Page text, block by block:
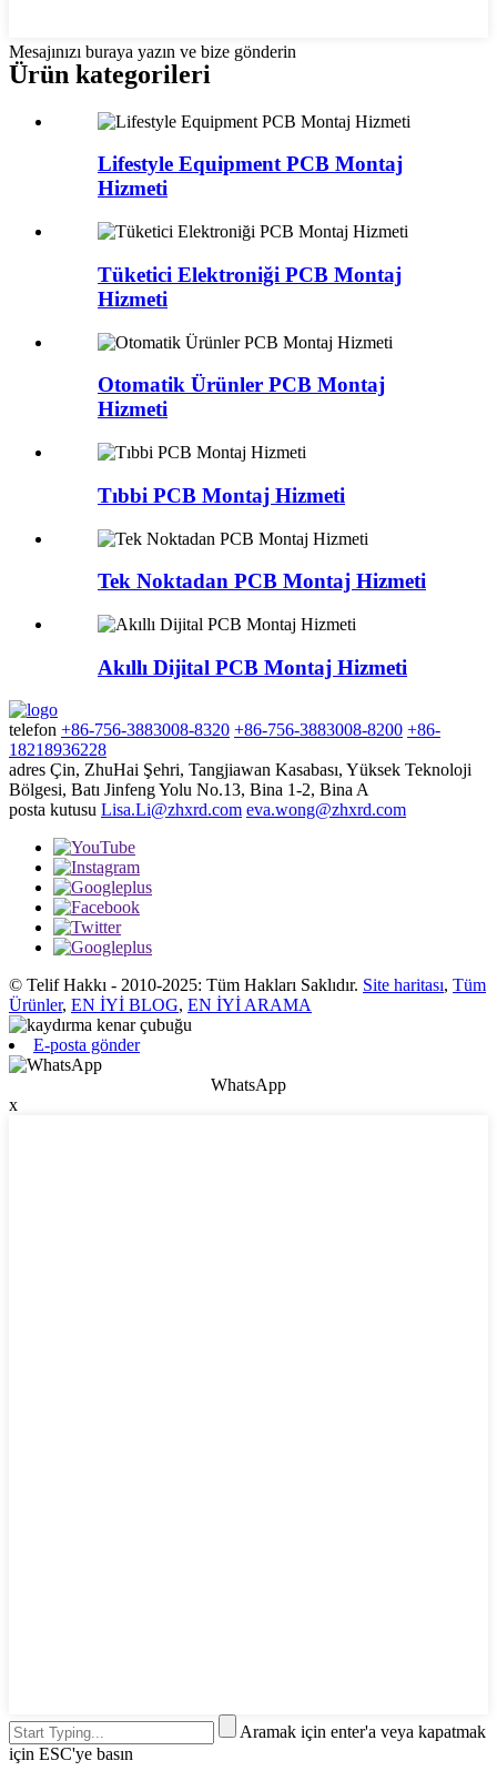
Mesajınızı buraya yazın ve bize gönderin
Ürün kategorileri
Lifestyle Equipment PCB Montaj
Hizmeti
Tüketici Elektroniği PCB Montaj
Hizmeti
Otomatik Ürünler PCB Montaj
Hizmeti
Tıbbi PCB Montaj Hizmeti
Tek Noktadan PCB Montaj Hizmeti
Akıllı Dijital PCB Montaj Hizmeti
telefon +86-756-3883008-8320 +86-756-3883008-8200 +86-
18218936228
adres Çin, ZhuHai Şehri, Tangjiawan Kasabası, Yüksek Teknoloji
Bölgesi, Batı Jinfeng Yolu No.13, Bina 1-2, Bina A
posta kutusu Lisa.Li@zhxrd.com eva.wong@zhxrd.com
© Telif Hakkı - 2010-2025: Tüm Hakları Saklıdır. Site haritası, Tüm
Ürünler, EN İYİ BLOG, EN İYİ ARAMA
E-posta gönder
WhatsApp
x
Aramak için enter'a veya kapatmak
için ESC'ye basın